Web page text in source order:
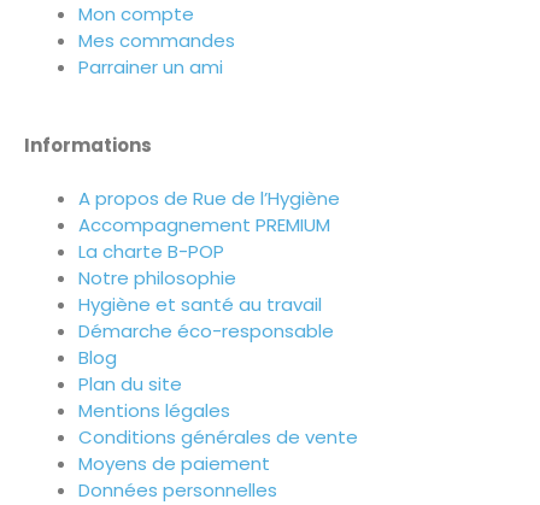
Mon compte
Mes commandes
Parrainer un ami
Informations
A propos de Rue de l’Hygiène
Accompagnement PREMIUM
La charte B-POP
Notre philosophie
Hygiène et santé au travail
Démarche éco-responsable
Blog
Plan du site
Mentions légales
Conditions générales de vente
Moyens de paiement
Données personnelles